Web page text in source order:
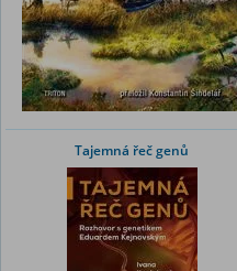
Tajemná řeč genů